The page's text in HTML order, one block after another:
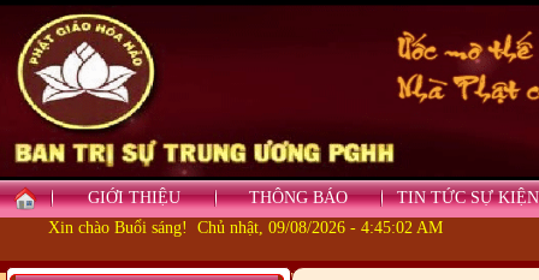
GIỚI THIỆU THÔNG BÁO
TIN TỨC SỰ KIỆN
Xin chào Buổi sáng! Chủ nhật, 09/08/2026 - 4:45:03 AM
- Những tấm lòng thiện